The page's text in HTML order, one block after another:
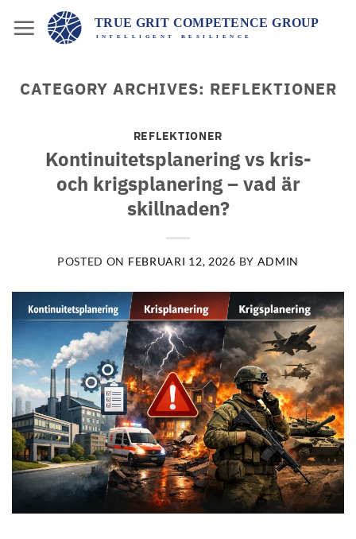
CATEGORY ARCHIVES: REFLEKTIONER
REFLEKTIONER
Kontinuitetsplanering vs kris-
och krigsplanering – vad är
skillnaden?
POSTED ON FEBRUARI 12, 2026 BY ADMIN